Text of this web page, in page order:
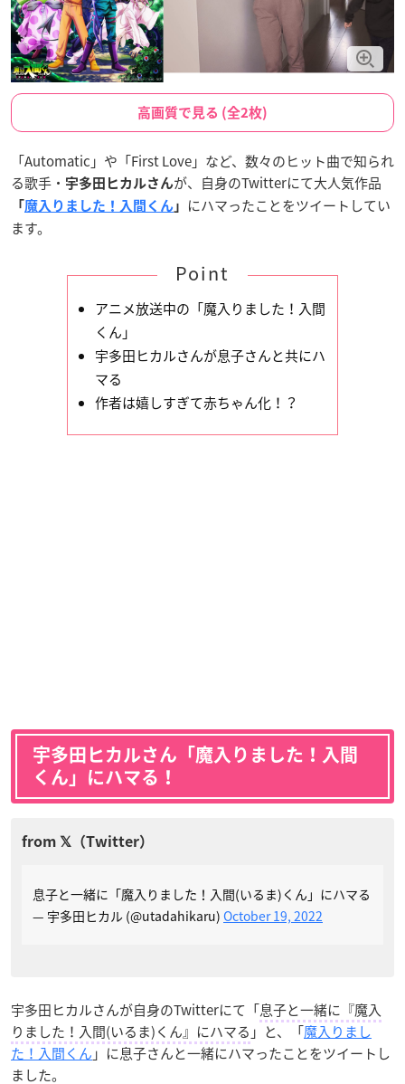
高画質で見る (全2枚)
「Automatic」や「First Love」など、数々のヒット曲で知られ
る歌手・ 宇多田ヒカルさんが、自身のTwitterにて大人気作品
「魔入りました！入間くん 」
にハマったことをツイートしてい
ます。
Point
アニメ放送中の「魔入りました！入間
くん」
宇多田ヒカルさんが息子さんと共にハ
マる
作者は嬉しすぎて赤ちゃん化！？
宇多田ヒカルさん「魔入りました！入間
くん」にハマる！
息子と一緒に「魔入りました！入間(いるま)くん」にハマる
— 宇多田ヒカル (@utadahikaru) October 19, 2022
宇多田ヒカルさんが自身のTwitterにて「息子と一緒に『魔入
りました！入間(いるま)くん』にハマる 」と、「魔入りまし
た！入間くん 」に息子さんと一緒にハマったことをツイートし
ました。